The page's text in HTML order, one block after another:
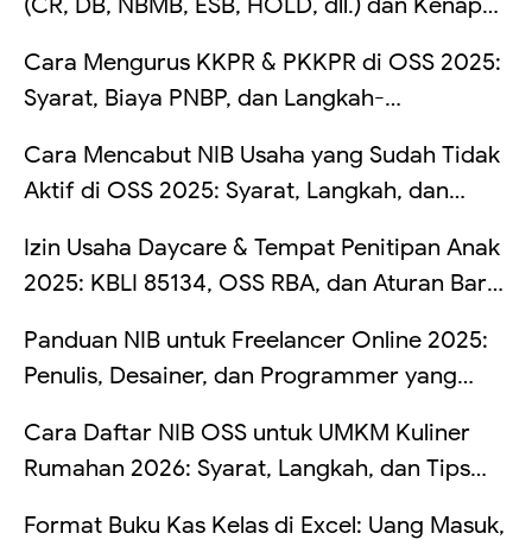
Cara Mengurus KKPR & PKKPR di OSS 2025:
Syarat, Biaya PNBP, dan Langkah-
Cara Mencabut NIB Usaha yang Sudah Tidak
Aktif di OSS 2025: Syarat, Langkah, dan
Izin Usaha Daycare & Tempat Penitipan Anak
2025: KBLI 85134, OSS RBA, dan Aturan Baru
Panduan NIB untuk Freelancer Online 2025:
Penulis, Desainer, dan Programmer yang
Cara Daftar NIB OSS untuk UMKM Kuliner
Rumahan 2026: Syarat, Langkah, dan Tips
Format Buku Kas Kelas di Excel: Uang Masuk,